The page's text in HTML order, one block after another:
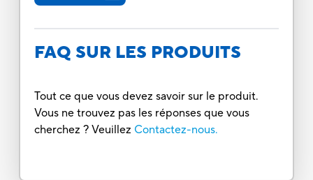
FAQ SUR LES PRODUITS
Tout ce que vous devez savoir sur le produit.
Vous ne trouvez pas les réponses que vous
cherchez ? Veuillez Contactez-nous.